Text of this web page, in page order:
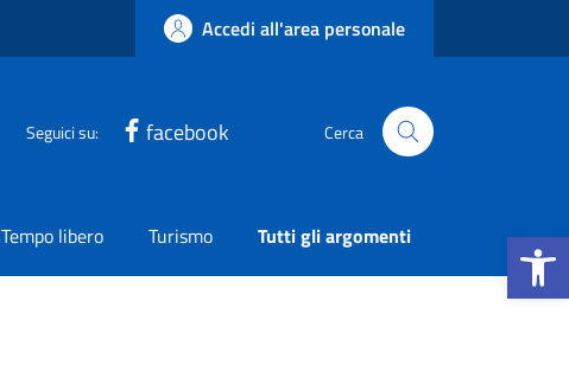
Apri la
Accedi all'area personale
Seguici su: facebook Cerca
Tempo libero Turismo Tutti gli argomenti